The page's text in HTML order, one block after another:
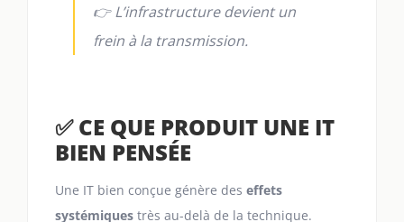
👉 L’infrastructure devient un
frein à la transmission.
✅ CE QUE PRODUIT UNE IT
BIEN PENSÉE
Une IT bien conçue génère des effets
systémiques très au-delà de la technique.